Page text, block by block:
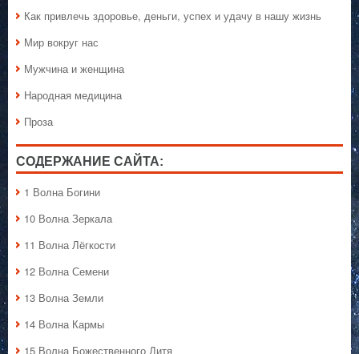
Как привлечь здоровье, деньги, успех и удачу в нашу жизнь
Мир вокруг нас
Мужчина и женщина
Народная медицина
Проза
СОДЕРЖАНИЕ САЙТА:
1 Волна Богини
10 Волна Зеркала
11 Волна Лёгкости
12 Волна Семени
13 Волна Земли
14 Волна Кармы
15 Волна Божественного Дитя